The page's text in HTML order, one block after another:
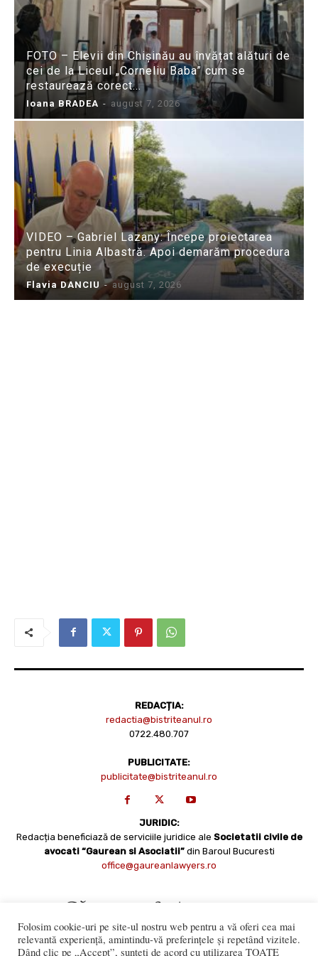
FOTO – Elevii din Chișinău au învățat alături de
cei de la Liceul „Corneliu Baba” cum se
restaurează corect...
Ioana BRADEA - august 7, 2026
VIDEO – Gabriel Lazany: Începe proiectarea
pentru Linia Albastră. Apoi demarăm procedura
de execuție
Flavia DANCIU - august 7, 2026
REDACȚIA:
redactia@bistriteanul.ro
0722.480.707
PUBLICITATE:
publicitate@bistriteanul.ro
JURIDIC:
Redacția beneficiază de serviciile juridice ale Societatii civile de
avocati “Gaurean si Asociatii” din Baroul Bucuresti
office@gaureanlawyers.ro
Folosim cookie-uri pe site-ul nostru web pentru a vă oferi cea mai
relevantă experiență, amintindu-vă preferințele și repetând vizitele.
Dând clic pe „Accept”, sunteți de acord cu utilizarea TOATE